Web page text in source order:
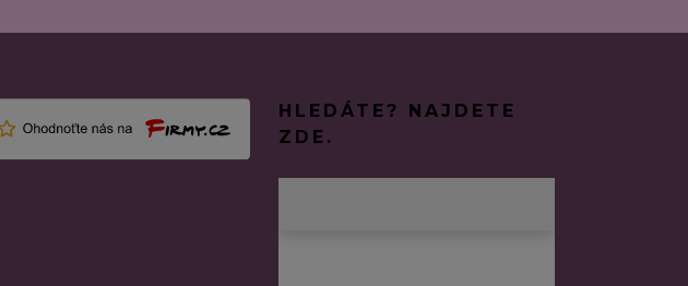
HLEDÁTE? NAJDETE
ZDE.